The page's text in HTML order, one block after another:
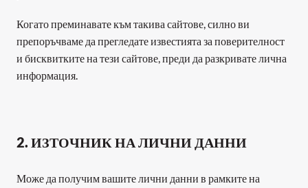
Когато преминавате към такива сайтове, силно ви
препоръчваме да прегледате известията за поверителност
и бисквитките на тези сайтове, преди да разкривате лична
информация.
2. ИЗТОЧНИК НА ЛИЧНИ ДАННИ
Може да получим вашите лични данни в рамките на